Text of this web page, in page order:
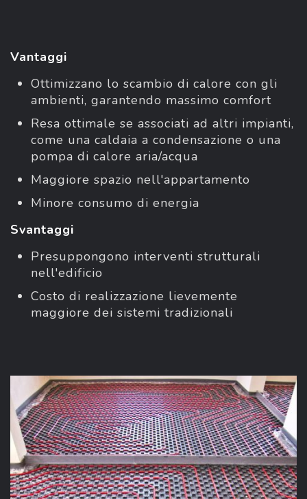
Vantaggi
Ottimizzano lo scambio di calore con gli
ambienti, garantendo massimo comfort
Resa ottimale se associati ad altri impianti,
come una caldaia a condensazione o una
pompa di calore aria/acqua
Maggiore spazio nell'appartamento
Minore consumo di energia
Svantaggi
Presuppongono interventi strutturali
nell'edificio
Costo di realizzazione lievemente
maggiore dei sistemi tradizionali